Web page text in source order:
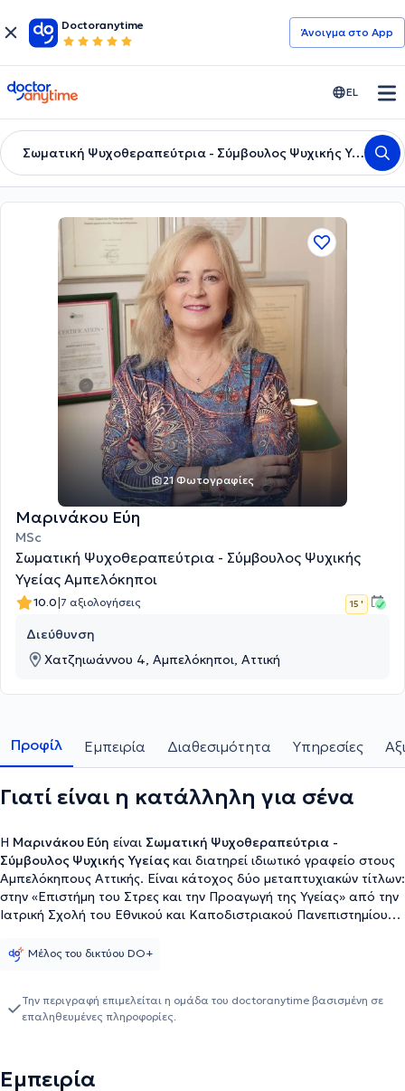
Doctoranytime
Άνοιγμα στο App
doctoranytime EL
Σωματική Ψυχοθεραπεύτρια - Σύμβουλος Ψυχικής Υγείας
21 Φωτογραφίες
Μαρινάκου Εύη
MSc
Σωματική Ψυχοθεραπεύτρια - Σύμβουλος Ψυχικής
Υγείας Αμπελόκηποι
10.0|7 αξιολογήσεις 15 '
Διεύθυνση
Χατζηιωάννου 4, Αμπελόκηποι, Αττική
Προφίλ Εμπειρία Διαθεσιμότητα Υπηρεσίες
Γιατί είναι η κατάλληλη για σένα
Η Μαρινάκου Εύη είναι Σωματική Ψυχοθεραπεύτρια -
Σύμβουλος Ψυχικής Υγείαςκαι διατηρεί ιδιωτικό γραφείο στους
Αμπελόκηπους Αττικής. Είναι κάτοχος δύο μεταπτυχιακών τίτλων:
στην «Επιστήμη του Στρες και την Προαγωγή της Υγείας» από την
Ιατρική Σχολή του Εθνικού και Καποδιστριακού Πανεπιστημίου
Τμήμα Ιατρικής του Αριστοτελείου Πανεπιστημίου Θεσσαλονίκης ,
στρες στην υγεία, καθώς και στη φροντίδα ασθενών και
φροντιστών. Έχει παρακολουθήσει το Ετήσιο Μεταπτυχιακό
πρόγραμμα για τη μικρή εγκληματικότητα και τα Ιδρύματα
Μέλος του δικτύου DO+
Την περιγραφή επιμελείται η ομάδα του doctoranytime βασισμένη σε
επαληθευμένες πληροφορίες.
Εμπειρία